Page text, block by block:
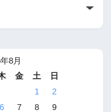
8月
金 土
日
1
2
6 7 8
9